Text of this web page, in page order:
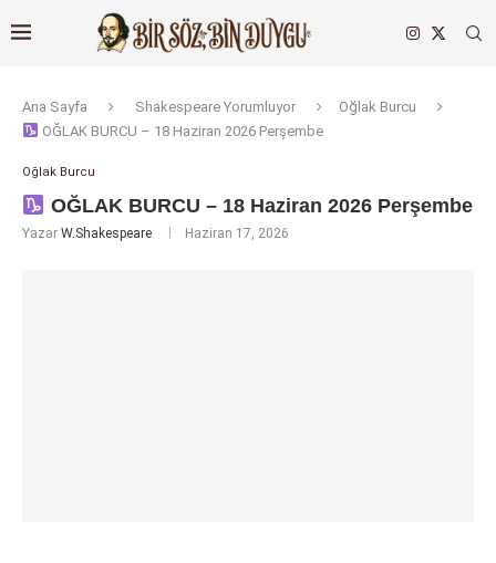
Ana Sayfa Shakespeare Yorumluyor
Oğlak Burcu
OĞLAK BURCU – 18 Haziran 2026 Perşembe
Oğlak Burcu
OĞLAK BURCU – 18 Haziran 2026 Perşembe
Yazar W.Shakespeare Haziran 17, 2026